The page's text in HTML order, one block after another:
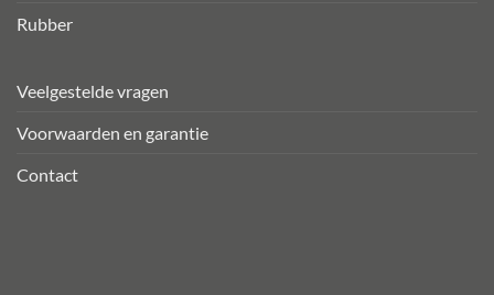
Rubber
Veelgestelde vragen
Voorwaarden en garantie
Contact